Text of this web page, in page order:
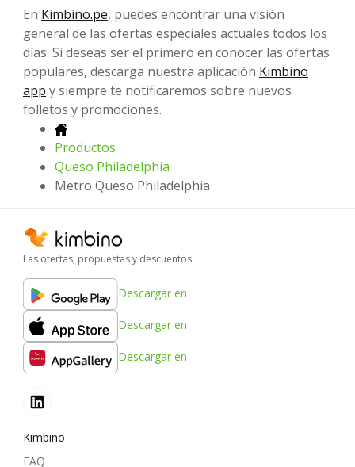
En Kimbino.pe, puedes encontrar una visión
general de las ofertas especiales actuales todos los
días. Si deseas ser el primero en conocer las ofertas
populares, descarga nuestra aplicación Kimbino
app y siempre te notificaremos sobre nuevos
folletos y promociones.
Productos
Queso Philadelphia
Metro Queso Philadelphia
Las ofertas, propuestas y descuentos
Descargar en
Descargar en
Descargar en
Kimbino
FAQ